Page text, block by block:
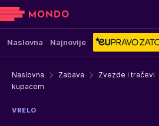
Naslovna Najnovije
Naslovna Zabava Zvezde i tračevi
kupacem
VRELO